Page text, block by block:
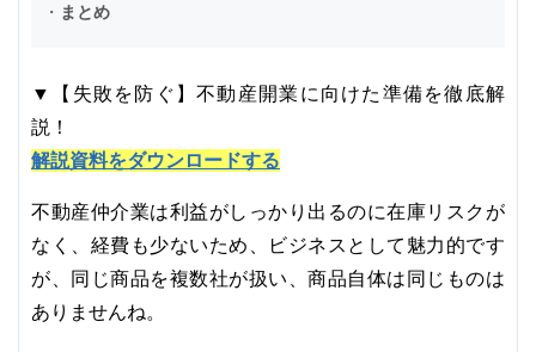
・ まとめ
▼【失敗を防ぐ】不動産開業に向けた準備を徹底解
説！
解説資料をダウンロードする
不動産仲介業は利益がしっかり出るのに在庫リスクが
なく、経費も少ないため、ビジネスとして魅力的です
が、同じ商品を複数社が扱い、商品自体は同じものは
ありませんね。